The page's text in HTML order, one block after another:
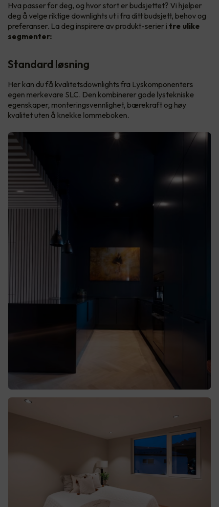
Hva passer for deg, og hvor stort er budsjettet? Vi hjelper
deg å velge riktige downlights ut i fra ditt budsjett, behov og
preferanser. La deg inspirere av produkt-serier i tre ulike
segmenter:
Standard løsning
Her kan du få kvalitetsdownlights fra Lyskomponenters
egen merkevare SLC. Den kombinerer gode lystekniske
egenskaper, monteringsvennlighet, bærekraft og høy
kvalitet uten å knekke lommeboken.